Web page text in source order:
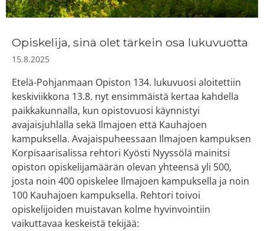
Opiskelija, sinä olet tärkein osa lukuvuotta
15.8.2025
Etelä-Pohjanmaan Opiston 134. lukuvuosi aloitettiin
keskiviikkona 13.8. nyt ensimmäistä kertaa kahdella
paikkakunnalla, kun opistovuosi käynnistyi
avajaisjuhlalla sekä Ilmajoen että Kauhajoen
kampuksella. Avajaispuheessaan Ilmajoen kampuksen
Korpisaarisalissa rehtori Kyösti Nyyssölä mainitsi
opiston opiskelijamäärän olevan yhteensä yli 500,
josta noin 400 opiskelee Ilmajoen kampuksella ja noin
100 Kauhajoen kampuksella. Rehtori toivoi
opiskelijoiden muistavan kolme hyvinvointiin
vaikuttavaa keskeistä tekijää: